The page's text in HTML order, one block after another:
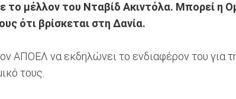
το μέλλον του Νταβίδ Ακιντόλα. Μπορεί
ότι βρίσκεται στη Δανία.
ΑΠΟΕΛ να εκδηλώνει το ενδιαφέρον του για
τους.